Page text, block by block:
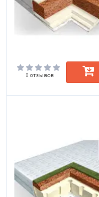
0 отзывов